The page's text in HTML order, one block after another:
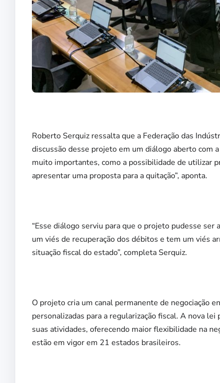
Roberto Serquiz ressalta que a Federação das
discussão desse projeto em um diálogo aberto com
muito importantes, como a possibilidade de utilizar
apresentar uma proposta para a quitação”, aponta.
“Esse diálogo serviu para que o projeto pudesse
um viés de recuperação dos débitos e tem um viés
situação fiscal do estado”, completa Serquiz.
O projeto cria um canal permanente de negociação
personalizadas para a regularização fiscal. A nova
suas atividades, oferecendo maior flexibilidade na
estão em vigor em 21 estados brasileiros.